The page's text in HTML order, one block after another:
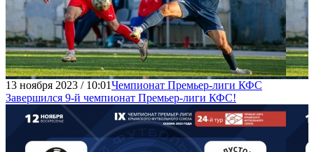
13 ноября 2023 / 10:01Чемпионат Премьер-лиги КФС
Завершился 9-й чемпионат Премьер-лиги КФС!